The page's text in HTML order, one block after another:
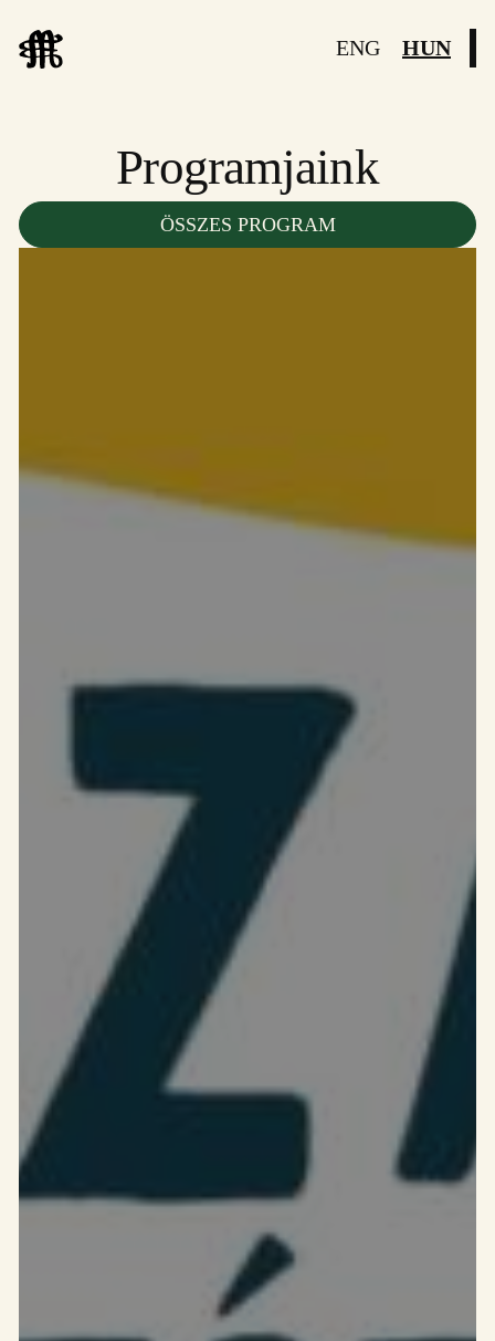
ENG HUN
Programjaink
ÖSSZES PROGRAM